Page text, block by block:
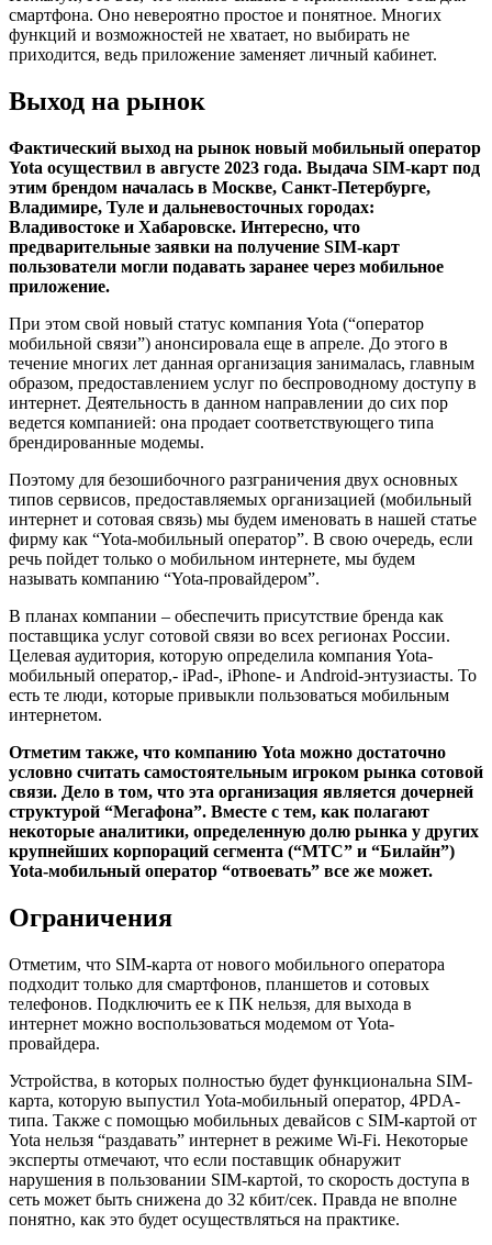
смартфона. Оно невероятно простое и понятное. Многих
функций и возможностей не хватает, но выбирать не
приходится, ведь приложение заменяет личный кабинет.
Выход на рынок
Фактический выход на рынок новый мобильный оператор
Yota осуществил в августе 2023 года. Выдача SIM-карт под
этим брендом началась в Москве, Санкт-Петербурге,
Владимире, Туле и дальневосточных городах:
Владивостоке и Хабаровске. Интересно, что
предварительные заявки на получение SIM-карт
пользователи могли подавать заранее через мобильное
приложение.
При этом свой новый статус компания Yota (“оператор
мобильной связи”) анонсировала еще в апреле. До этого в
течение многих лет данная организация занималась, главным
образом, предоставлением услуг по беспроводному доступу в
интернет. Деятельность в данном направлении до сих пор
ведется компанией: она продает соответствующего типа
брендированные модемы.
Поэтому для безошибочного разграничения двух основных
типов сервисов, предоставляемых организацией (мобильный
интернет и сотовая связь) мы будем именовать в нашей статье
фирму как “Yota-мобильный оператор”. В свою очередь, если
речь пойдет только о мобильном интернете, мы будем
называть компанию “Yota-провайдером”.
В планах компании – обеспечить присутствие бренда как
поставщика услуг сотовой связи во всех регионах России.
Целевая аудитория, которую определила компания Yota-
мобильный оператор,- iPad-, iPhone- и Android-энтузиасты. То
есть те люди, которые привыкли пользоваться мобильным
интернетом.
Отметим также, что компанию Yota можно достаточно
условно считать самостоятельным игроком рынка сотовой
связи. Дело в том, что эта организация является дочерней
структурой “Мегафона”. Вместе с тем, как полагают
некоторые аналитики, определенную долю рынка у других
крупнейших корпораций сегмента (“МТС” и “Билайн”)
Yota-мобильный оператор “отвоевать” все же может.
Ограничения
Отметим, что SIM-карта от нового мобильного оператора
подходит только для смартфонов, планшетов и сотовых
телефонов. Подключить ее к ПК нельзя, для выхода в
интернет можно воспользоваться модемом от Yota-
провайдера.
Устройства, в которых полностью будет функциональна SIM-
карта, которую выпустил Yota-мобильный оператор, 4PDA-
типа. Также с помощью мобильных девайсов с SIM-картой от
Yota нельзя “раздавать” интернет в режиме Wi-Fi. Некоторые
эксперты отмечают, что если поставщик обнаружит
нарушения в пользовании SIM-картой, то скорость доступа в
сеть может быть снижена до 32 кбит/сек. Правда не вполне
понятно, как это будет осуществляться на практике.